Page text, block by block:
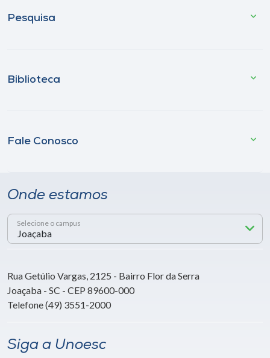
Pesquisa
Biblioteca
Fale Conosco
Onde estamos
Selecione o campus
Rua Getúlio Vargas, 2125 - Bairro Flor da Serra
Joaçaba - SC - CEP 89600-000
Telefone (49) 3551-2000
Siga a Unoesc